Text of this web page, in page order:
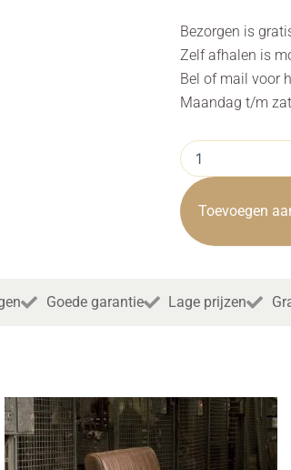
Bezorgen is
Zelf afhalen is
Bel of mail voor
Maandag t/m
Eettafelbank
Ferro
Savannah
Light
Brown
155cm
Toevoegen
Goede garantie Lage prijzen